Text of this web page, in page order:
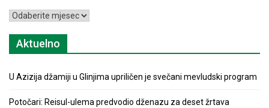
Arhiva
Aktuelno
U Azizija džamiji u Glinjima upriličen je svečani mevludski program
Potočari: Reisul-ulema predvodio dženazu za deset žrtava